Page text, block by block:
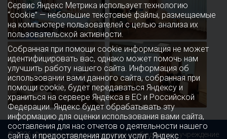
© 2026 Федеральное государственное бюджетное учреждение
Сервис Яндекс Метрика использует технологию
“cookie” — небольшие текстовые файлы, размещаемые
на компьютере пользователей с целью анализа их
пользовательской активности.
Собранная при помощи cookie информация не может
идентифицировать вас, однако может помочь нам
улучшить работу нашего сайта. Информация об
использовании вами данного сайта, собранная при
помощи cookie, будет передаваться Яндексу и
храниться на сервере Яндекса в ЕС и Российской
Федерации. Яндекс будет обрабатывать эту
информацию для оценки использования вами сайта,
составления для нас отчетов о деятельности нашего
сайта, и предоставления других услуг. Яндекс